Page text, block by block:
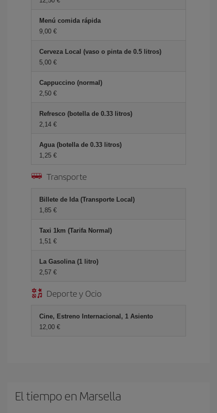
Menú comida rápida
9,00 €
Cerveza Local (vaso o pinta de 0.5 litros)
5,00 €
Cappuccino (normal)
2,50 €
Refresco (botella de 0.33 litros)
2,14 €
Agua (botella de 0.33 litros)
1,25 €
Transporte
Billete de Ida (Transporte Local)
1,85 €
Taxi 1km (Tarifa Normal)
1,51 €
La Gasolina (1 litro)
2,57 €
Deporte y Ocio
Cine, Estreno Internacional, 1 Asiento
12,00 €
El tiempo en Marsella